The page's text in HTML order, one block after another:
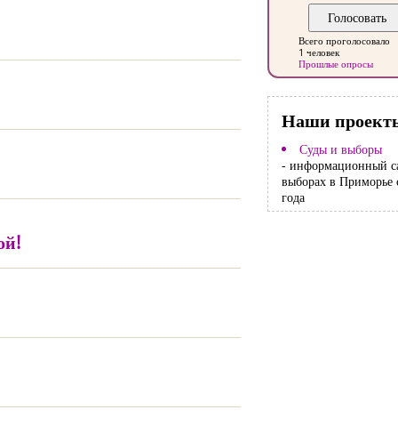
Всего проголосовало
1 человек
Прошлые опросы
Наши
Суды и выборы
- информационный
выборах в Приморье
года